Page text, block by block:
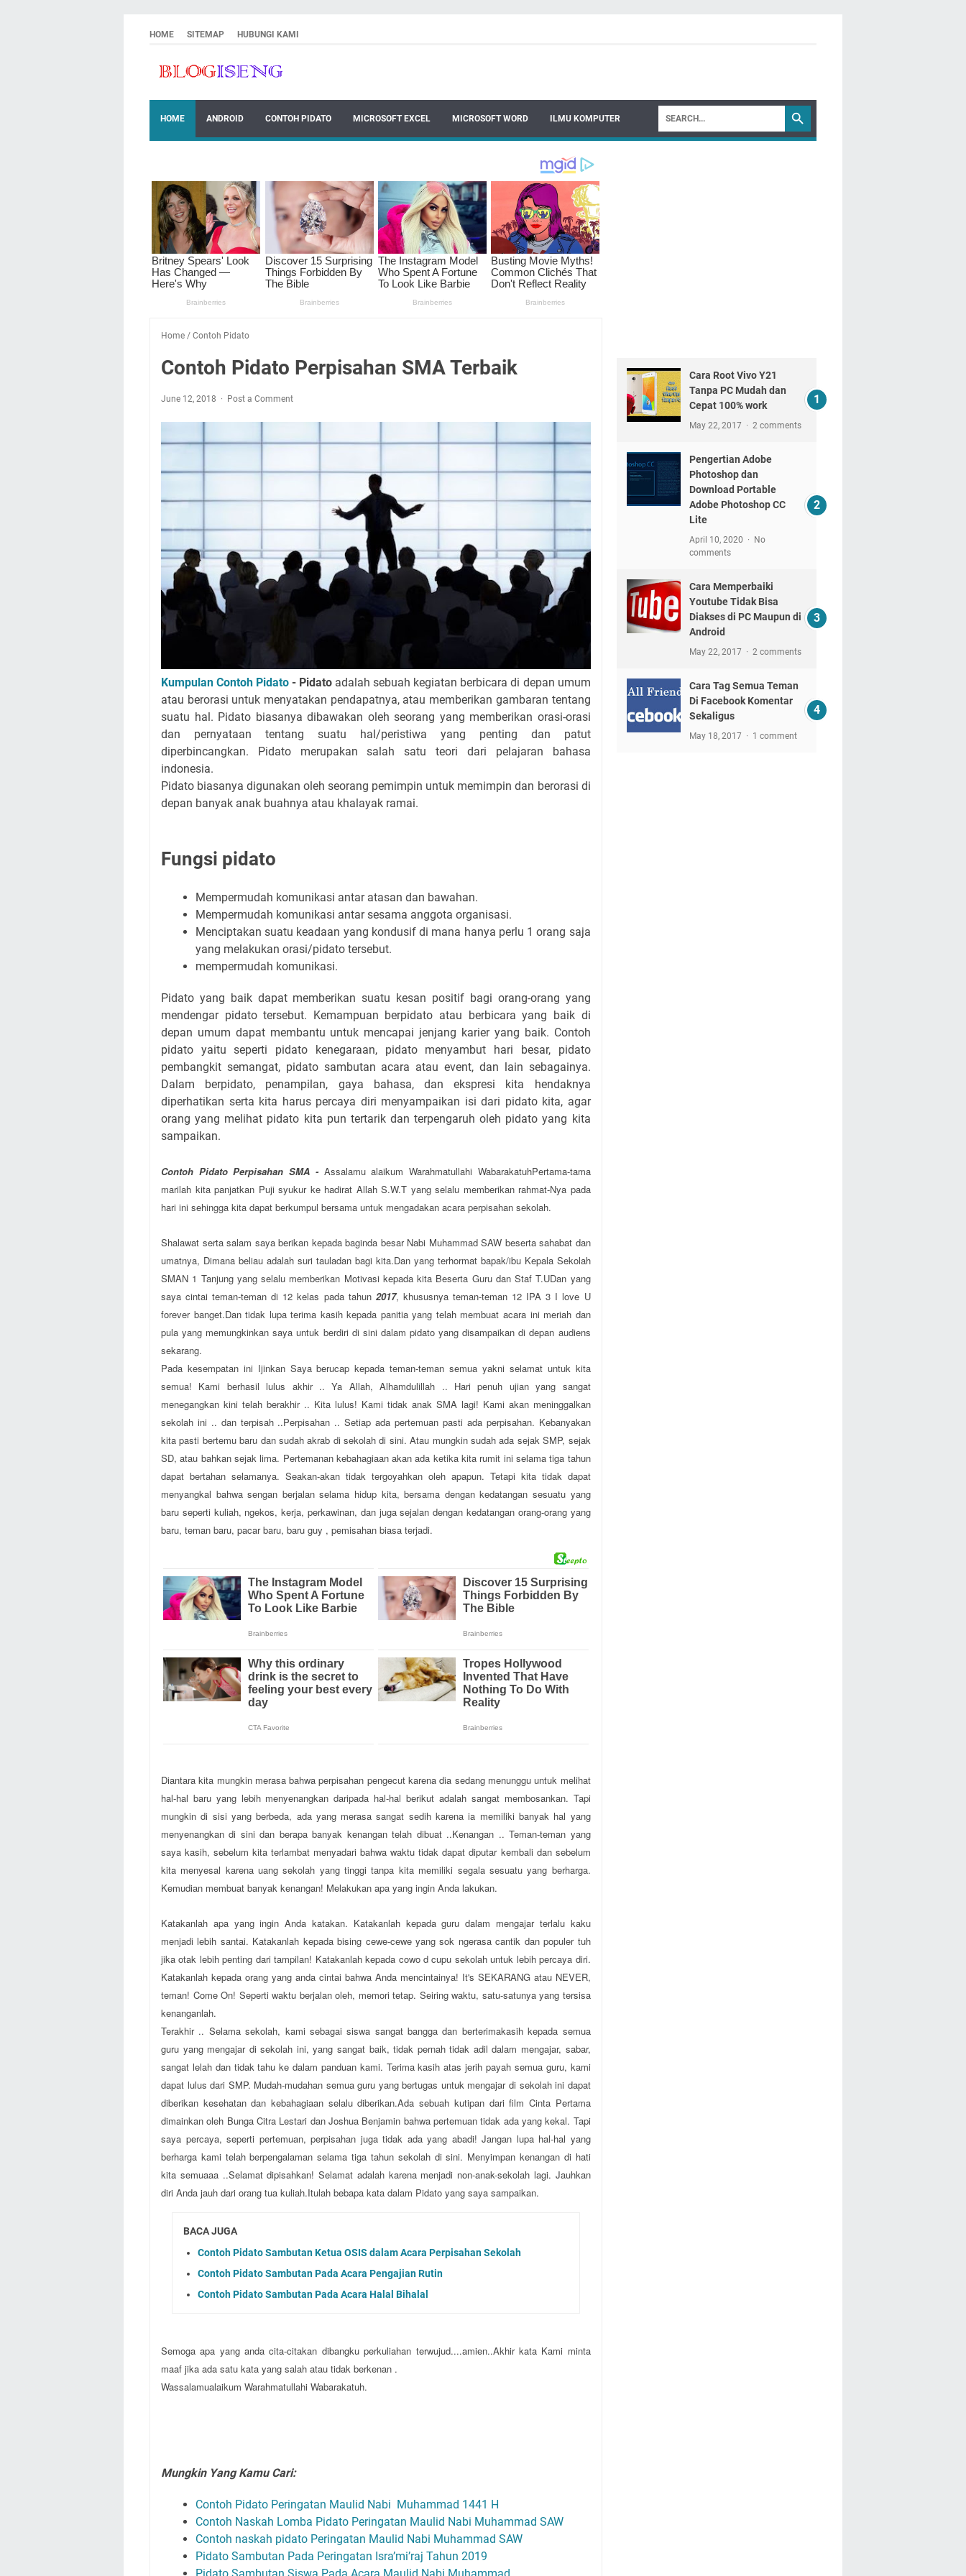
HOME SITEMAP HUBUNGI KAMI
HOME ANDROID CONTOH PIDATO MICROSOFT EXCEL MICROSOFT WORD ILMU KOMPUTER
Home / Contoh Pidato
Contoh Pidato Perpisahan SMA Terbaik
June 12, 2018 Post a Comment
Kumpulan Contoh Pidato - Pidato adalah sebuah kegiatan berbicara di depan umum
atau berorasi untuk menyatakan pendapatnya, atau memberikan gambaran tentang
suatu hal. Pidato biasanya dibawakan oleh seorang yang memberikan orasi-orasi
dan pernyataan tentang suatu hal/peristiwa yang penting dan patut
diperbincangkan. Pidato merupakan salah satu teori dari pelajaran bahasa
indonesia.
Pidato biasanya digunakan oleh seorang pemimpin untuk memimpin dan berorasi di
depan banyak anak buahnya atau khalayak ramai.
Fungsi pidato
Mempermudah komunikasi antar atasan dan bawahan.
Mempermudah komunikasi antar sesama anggota organisasi.
Menciptakan suatu keadaan yang kondusif di mana hanya perlu 1 orang saja
yang melakukan orasi/pidato tersebut.
mempermudah komunikasi.
Pidato yang baik dapat memberikan suatu kesan positif bagi orang-orang yang
mendengar pidato tersebut. Kemampuan berpidato atau berbicara yang baik di
depan umum dapat membantu untuk mencapai jenjang karier yang baik. Contoh
pidato yaitu seperti pidato kenegaraan, pidato menyambut hari besar, pidato
pembangkit semangat, pidato sambutan acara atau event, dan lain sebagainya.
Dalam berpidato, penampilan, gaya bahasa, dan ekspresi kita hendaknya
diperhatikan serta kita harus percaya diri menyampaikan isi dari pidato kita, agar
orang yang melihat pidato kita pun tertarik dan terpengaruh oleh pidato yang kita
sampaikan.
Contoh Pidato Perpisahan SMA - Assalamu alaikum Warahmatullahi WabarakatuhPertama-tama
marilah kita panjatkan Puji syukur ke hadirat Allah S.W.T yang selalu memberikan rahmat-Nya pada
hari ini sehingga kita dapat berkumpul bersama untuk mengadakan acara perpisahan sekolah.
Shalawat serta salam saya berikan kepada baginda besar Nabi Muhammad SAW beserta sahabat dan
umatnya, Dimana beliau adalah suri tauladan bagi kita.Dan yang terhormat bapak/ibu Kepala Sekolah
SMAN 1 Tanjung yang selalu memberikan Motivasi kepada kita Beserta Guru dan Staf T.UDan yang
saya cintai teman-teman di 12 kelas pada tahun 2017, khususnya teman-teman 12 IPA 3 I love U
forever banget.Dan tidak lupa terima kasih kepada panitia yang telah membuat acara ini meriah dan
pula yang memungkinkan saya untuk berdiri di sini dalam pidato yang disampaikan di depan audiens
sekarang.
Pada kesempatan ini Ijinkan Saya berucap kepada teman-teman semua yakni selamat untuk kita
semua! Kami berhasil lulus akhir .. Ya Allah, Alhamdulillah .. Hari penuh ujian yang sangat
menegangkan kini telah berakhir .. Kita lulus! Kami tidak anak SMA lagi! Kami akan meninggalkan
sekolah ini .. dan terpisah ..Perpisahan .. Setiap ada pertemuan pasti ada perpisahan. Kebanyakan
kita pasti bertemu baru dan sudah akrab di sekolah di sini. Atau mungkin sudah ada sejak SMP, sejak
SD, atau bahkan sejak lima. Pertemanan kebahagiaan akan ada ketika kita rumit ini selama tiga tahun
dapat bertahan selamanya. Seakan-akan tidak tergoyahkan oleh apapun. Tetapi kita tidak dapat
menyangkal bahwa sengan berjalan selama hidup kita, bersama dengan kedatangan sesuatu yang
baru seperti kuliah, ngekos, kerja, perkawinan, dan juga sejalan dengan kedatangan orang-orang yang
baru, teman baru, pacar baru, baru guy , pemisahan biasa terjadi.
Diantara kita mungkin merasa bahwa perpisahan pengecut karena dia sedang menunggu untuk melihat
hal-hal baru yang lebih menyenangkan daripada hal-hal berikut adalah sangat membosankan. Tapi
mungkin di sisi yang berbeda, ada yang merasa sangat sedih karena ia memiliki banyak hal yang
menyenangkan di sini dan berapa banyak kenangan telah dibuat ..Kenangan .. Teman-teman yang
saya kasih, sebelum kita terlambat menyadari bahwa waktu tidak dapat diputar kembali dan sebelum
kita menyesal karena uang sekolah yang tinggi tanpa kita memiliki segala sesuatu yang berharga.
Kemudian membuat banyak kenangan! Melakukan apa yang ingin Anda lakukan.
Katakanlah apa yang ingin Anda katakan. Katakanlah kepada guru dalam mengajar terlalu kaku
menjadi lebih santai. Katakanlah kepada bising cewe-cewe yang sok ngerasa cantik dan populer tuh
jika otak lebih penting dari tampilan! Katakanlah kepada cowo d cupu sekolah untuk lebih percaya diri.
Katakanlah kepada orang yang anda cintai bahwa Anda mencintainya! It's SEKARANG atau NEVER,
teman! Come On! Seperti waktu berjalan oleh, memori tetap. Seiring waktu, satu-satunya yang tersisa
kenanganlah.
Terakhir .. Selama sekolah, kami sebagai siswa sangat bangga dan berterimakasih kepada semua
guru yang mengajar di sekolah ini, yang sangat baik, tidak pernah tidak adil dalam mengajar, sabar,
sangat lelah dan tidak tahu ke dalam panduan kami. Terima kasih atas jerih payah semua guru, kami
dapat lulus dari SMP. Mudah-mudahan semua guru yang bertugas untuk mengajar di sekolah ini dapat
diberikan kesehatan dan kebahagiaan selalu diberikan.Ada sebuah kutipan dari film Cinta Pertama
dimainkan oleh Bunga Citra Lestari dan Joshua Benjamin bahwa pertemuan tidak ada yang kekal. Tapi
saya percaya, seperti pertemuan, perpisahan juga tidak ada yang abadi! Jangan lupa hal-hal yang
berharga kami telah berpengalaman selama tiga tahun sekolah di sini. Menyimpan kenangan di hati
kita semuaaa ..Selamat dipisahkan! Selamat adalah karena menjadi non-anak-sekolah lagi. Jauhkan
diri Anda jauh dari orang tua kuliah.Itulah bebapa kata dalam Pidato yang saya sampaikan.
BACA JUGA
Contoh Pidato Sambutan Ketua OSIS dalam Acara Perpisahan Sekolah
Contoh Pidato Sambutan Pada Acara Pengajian Rutin
Contoh Pidato Sambutan Pada Acara Halal Bihalal
Semoga apa yang anda cita-citakan dibangku perkuliahan terwujud....amien..Akhir kata Kami minta
maaf jika ada satu kata yang salah atau tidak berkenan .
Wassalamualaikum Warahmatullahi Wabarakatuh.
Mungkin Yang Kamu Cari:
Contoh Pidato Peringatan Maulid Nabi Muhammad 1441 H
Contoh Naskah Lomba Pidato Peringatan Maulid Nabi Muhammad SAW
Contoh naskah pidato Peringatan Maulid Nabi Muhammad SAW
Pidato Sambutan Pada Peringatan Isra’mi’raj Tahun 2019
Cara Root Vivo Y21
Tanpa PC Mudah dan
Cepat 100% work
May 22, 2017 2 comments
Pengertian Adobe
Photoshop dan
Download Portable
Adobe Photoshop CC
Lite
April 10, 2020
No
comments
Cara Memperbaiki
Youtube Tidak Bisa
Diakses di PC Maupun di
Android
May 22, 2017 2 comments
Cara Tag Semua Teman
Di Facebook Komentar
Sekaligus
May 18, 2017 1 comment